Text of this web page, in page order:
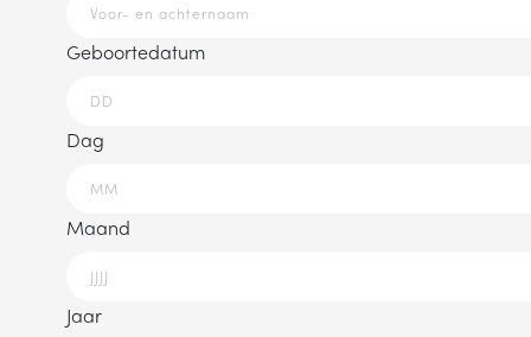
Geboortedatum
Dag
Maand
Jaar